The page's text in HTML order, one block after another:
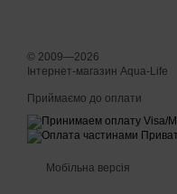
© 2009—2026
Інтернет-магазин Aqua-Life
Приймаємо до оплати
Мобільна версія